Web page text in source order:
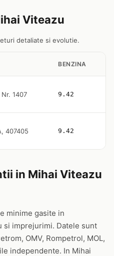
Viteazu
detaliate si evolutie.
BENZINA
1407 9.42
407405 9.42
in Mihai Viteazu
minime gasite in
si imprejurimi. Datele sunt
OMV, Rompetrol, MOL,
independente. In Mihai